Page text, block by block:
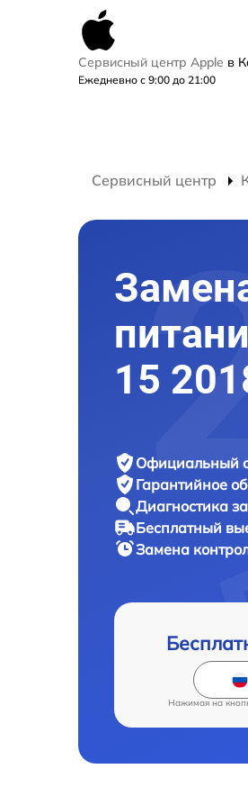
Сервисный центр Apple в
Ежедневно с 9:00 до 21:00
Сервисный центр
15
Официальный
Гарантийное
Диагностика
Бесплатный
Замена
Нажимая на